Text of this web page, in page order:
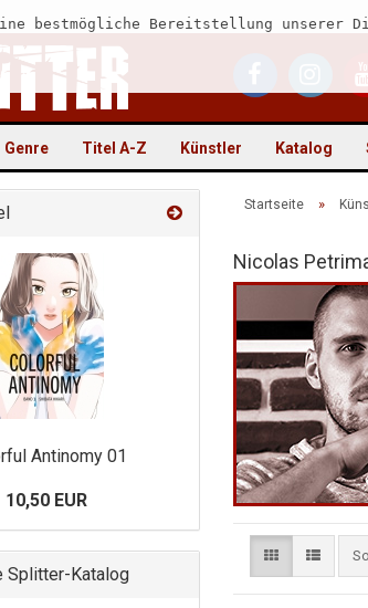
bestmögliche Bereitstellung
Genre Titel A-Z Künstler Katalog
Startseite »
Nicolas
Antinomy 01
10,50 EUR
Splitter-Katalog